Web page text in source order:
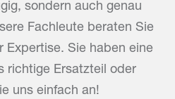
sondern auch genau
Fachleute beraten Sie
Expertise. Sie haben eine
richtige Ersatzteil oder
uns einfach an!